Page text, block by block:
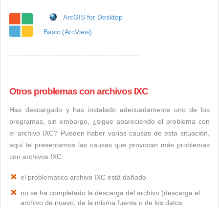
ArcGIS for Desktop
Basic (ArcView)
Otros problemas con archivos IXC
Has descargado y has instalado adecuadamente uno de los
programas, sin embargo, ¿sigue apareciendo el problema con
el archivo IXC? Pueden haber varias causas de esta situación,
aquí te presentamos las causas que provocan más problemas
con archivos IXC:
el problemático archivo IXC está dañado
no se ha completado la descarga del archivo (descarga el
archivo de nuevo, de la misma fuente o de los datos